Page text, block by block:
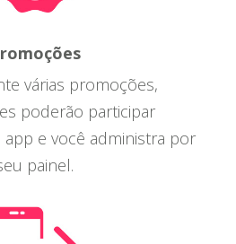
várias promoções,
poderão participar
e você administra por
painel.